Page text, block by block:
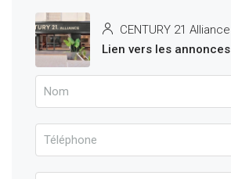
CENTURY 21 Alliance
Lien vers les annonces